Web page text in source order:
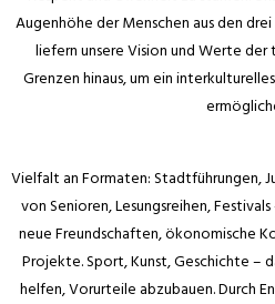
Augenhöhe der Menschen aus den
liefern unsere Vision und Werte
Grenzen hinaus, um ein
Vielfalt an Formaten: Stadtführungen,
von Senioren, Lesungsreihen,
neue Freundschaften, ökonomische
Projekte. Sport, Kunst, Geschichte –
helfen, Vorurteile abzubauen. Durch